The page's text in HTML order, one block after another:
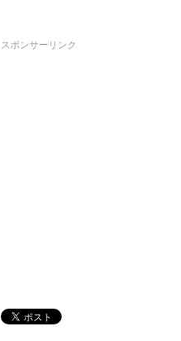
スポンサーリンク